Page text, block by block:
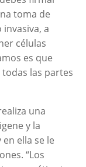
toma de
a
células
es que
las partes
una
y la
ella se le
“Los